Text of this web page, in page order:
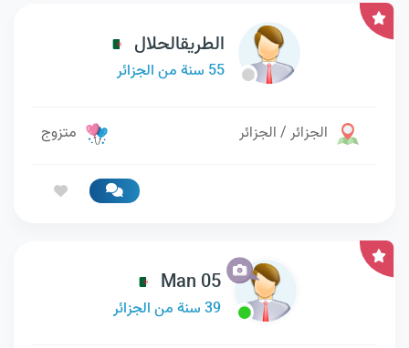
الطريقالحلال
55 سنة من الجزائر
الجزائر / الجزائر متزوج
Man 05
39 سنة من الجزائر